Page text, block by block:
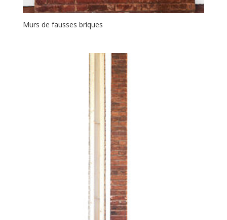
Murs de fausses briques